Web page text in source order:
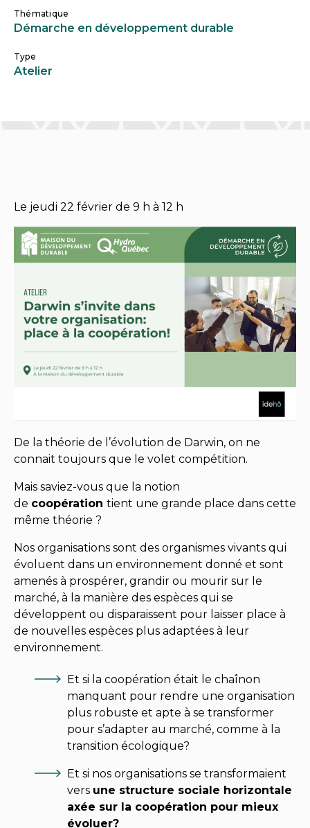
Thématique
Démarche en développement durable
Type
Atelier
Le jeudi 22 février de 9 h à 12 h
De la théorie de l’évolution de Darwin, on ne
connait toujours que le volet compétition.
Mais saviez-vous que la notion
de coopération tient une grande place dans cette
même théorie ?
Nos organisations sont des organismes vivants qui
évoluent dans un environnement donné et sont
amenés à prospérer, grandir ou mourir sur le
marché, à la manière des espèces qui se
développent ou disparaissent pour laisser place à
de nouvelles espèces plus adaptées à leur
environnement.
Et si la coopération était le chaînon
manquant pour rendre une organisation
plus robuste et apte à se transformer
pour s’adapter au marché, comme à la
transition écologique?
Et si nos organisations se transformaient
vers une structure sociale horizontale
axée sur la coopération pour mieux
évoluer?